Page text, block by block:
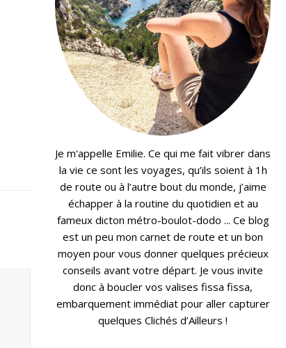
Je m'appelle Emilie. Ce qui me fait vibrer dans
la vie ce sont les voyages, qu’ils soient à 1h
de route ou à l’autre bout du monde, j’aime
échapper à la routine du quotidien et au
fameux dicton métro-boulot-dodo ... Ce blog
est un peu mon carnet de route et un bon
moyen pour vous donner quelques précieux
conseils avant votre départ. Je vous invite
donc à boucler vos valises fissa fissa,
embarquement immédiat pour aller capturer
quelques Clichés d’Ailleurs !